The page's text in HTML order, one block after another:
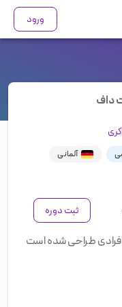
ورود
داف
آلمانی
ثبت دوره
طراحی شده است